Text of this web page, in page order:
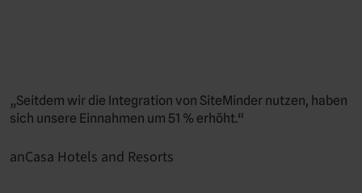
„Seitdem wir die Integration von SiteMinder nutzen, haben
sich unsere Einnahmen um 51 % erhöht.“
anCasa Hotels and Resorts